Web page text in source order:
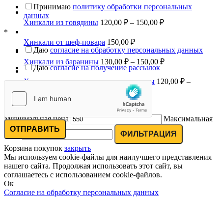
Хинкали из говядины 120,00 ₽ – 150,00 ₽
Хинкали от шеф-повара 150,00 ₽
Хинкали из баранины 130,00 ₽ – 150,00 ₽
Хинкали микс из телятины и свинины 120,00 ₽ –
150,00
Минимальная цена
Максимальная
цена
ФИЛЬТРАЦИЯ
Принимаю политику обработки персональных
данных
*
Даю согласие на обработку персональных данных
Даюсогласие на получение рассылок
ОТПРАВИТЬ
Корзина покупок закрыть
Мы используем cookie-файлы для наилучшего представления
нашего сайта. Продолжая использовать этот сайт, вы
соглашаетесь с использованием cookie-файлов.
Ок
Согласие на обработку персональных данных